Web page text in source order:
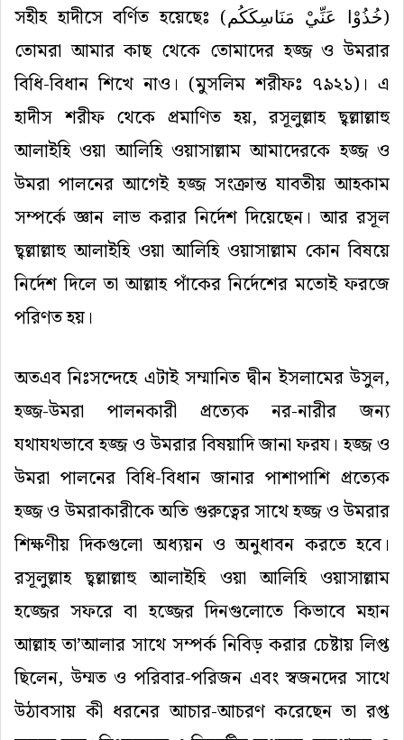
সহীহ হাদীসে বর্ণিত হয়েছেঃ (خُذُوْا عَنِّيْ مَنَاسِكَكُم)
তোমরা আমার কাছ থেকে তোমাদের হজ্জ ও উমরার
বিধি-বিধান শিখে নাও। (মুসলিম শরীফঃ ৭৯২১) । এ
হাদীস শরীফ থেকে প্রমাণিত হয়,রসূলুল্লাহ ছ্বল্লাল্লাহু
আলাইহি ওয়া আলিহি ওয়াসাল্লাম আমাদেরকে হজ্জ ও
উমরা পালনের আগেই হজ্জ সংক্রান্ত যাবতীয় আহকাম
সম্পর্কে জ্ঞান লাভ করার নির্দেশ দিয়েছেন। আর রসূল
ছ্বল্লাল্লাহু আলাইহি ওয়া আলিহি ওয়াসাল্লাম কোন বিষয়ে
নির্দেশ দিলে তা আল্লাহ পাঁকের নির্দেশের মতোই ফরজে
পরিণত হয়।
অতএব নিঃসন্দেহে এটাই সম্মানিত দ্বীন ইসলামের উসুল,
হজ্জ-উমরা পালনকারী প্রত্যেক নর-নারীর
জন্য
যথাযথভাবেহজ্জও উমরারবিষয়াদিজানাফরয। হজ্জও
উমরা পালনের বিধি-বিধান জানার পাশাপাশি প্রত্যেক
হজ্জও উমরাকারীকেঅতিগুরুত্বেরসাথেহজ্জওউমরার
শিক্ষণীয় দিকগুলো অধ্যয়ন ও অনুধাবন করতে হবে।
রসূলুল্লাহ ছ্বল্লাল্লাহু আলাইহি ওয়া আলিহি ওয়াসাল্লাম
হজ্জের সফরে বা হজ্জের দিনগুলোতে কিভাবে মহান
আল্লাহ তা’আলার সাথে সম্পর্ক নিবিড় করার চেষ্টায় লিপ্ত
ছিলেন,উম্মত ও পরিবার-পরিজন এবং স্বজনদের সাথে
উঠাবসায় কী ধরনের আচার-আচরণ করেছেন তা রপ্ত